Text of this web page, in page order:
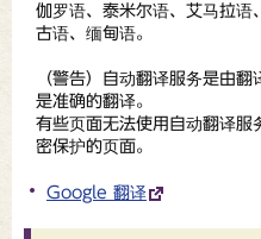
伽罗语、泰米尔语、艾马拉语
古语、缅甸语。
（警告）自动翻译服务是由翻
是准确的翻译。
有些页面无法使用自动翻译服
密保护的页面。
Google 翻译